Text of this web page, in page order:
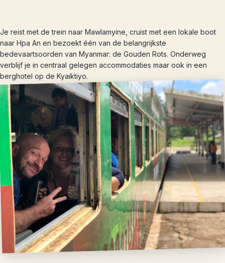
Je reist met de trein naar Mawlamyine, cruist met een lokale boot
naar Hpa An en bezoekt één van de belangrijkste
bedevaartsoorden van Myanmar: de Gouden Rots. Onderweg
verblijf je in centraal gelegen accommodaties maar ook in een
berghotel op de Kyaiktiyo.